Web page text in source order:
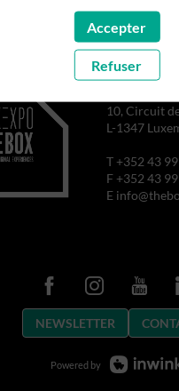
10, Circuit
L-1347
T +352 43 99
F +352 43
E
NEWSLETTER
Powered by
Accepter
Refuser